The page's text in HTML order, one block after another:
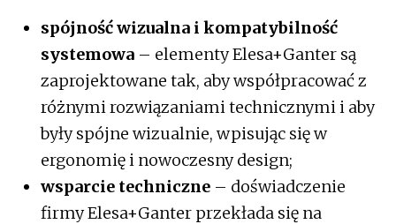
spójność wizualna i kompatybilność
systemowa – elementy Elesa+Ganter są
zaprojektowane tak, aby współpracować z
różnymi rozwiązaniami technicznymi i aby
były spójne wizualnie, wpisując się w
ergonomię i nowoczesny design;
wsparcie techniczne – doświadczenie
firmy Elesa+Ganter przekłada się na